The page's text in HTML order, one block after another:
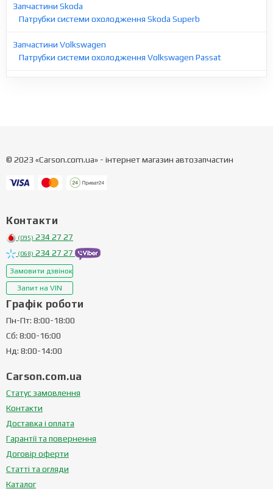
Запчастини Skoda
Патрубки системи охолодження Skoda Superb
Запчастини Volkswagen
Патрубки системи охолодження Volkswagen Passat
© 2023 «Carson.com.ua» - інтернет магазин автозапчастин
Контакти
(095) 234 27 27
(068) 234 27 27
Замовити дзвінок
Запит на VIN
Графік роботи
Пн-Пт: 8:00-18:00
Сб: 8:00-16:00
Нд: 8:00-14:00
Carson.com.ua
Статус замовлення
Контакти
Доставка і оплата
Гарантії та повернення
Договір оферти
Статті та огляди
Каталог